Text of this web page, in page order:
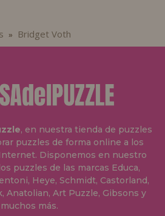
» Bridget Voth
, en nuestra tienda de puzzles
puzzles de forma online a los
Disponemos en nuestro
puzzles de las marcas Educa,
Heye, Schmidt, Castorland,
Anatolian, Art Puzzle, Gibsons y
muchos más.